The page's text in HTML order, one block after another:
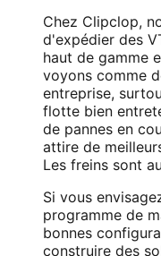
Chez Clipclop,
d'expédier des
haut de gamme
voyons comme
entreprise,
flotte bien
de pannes en
attire de
Les freins sont
Si vous
programme de
bonnes
construire des